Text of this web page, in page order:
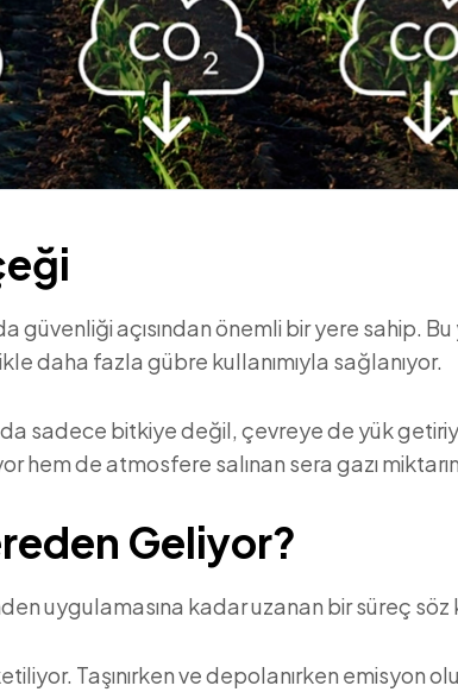
açısından önemli bir yere sahip. Bu
daha fazla gübre kullanımıyla sağlanıyor.
sadece bitkiye değil, çevreye de yük
hem de atmosfere salınan sera gazı
Geliyor?
uygulamasına kadar uzanan bir süreç söz
Taşınırken ve depolanırken emisyon